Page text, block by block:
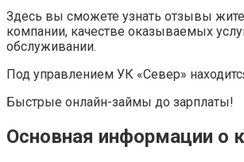
Здесь вы сможете узнать отзывы
компании, качестве оказываемых
обслуживании.
Под управлением УК «Север»
Быстрые онлайн-займы до зарплаты!
Основная информации о